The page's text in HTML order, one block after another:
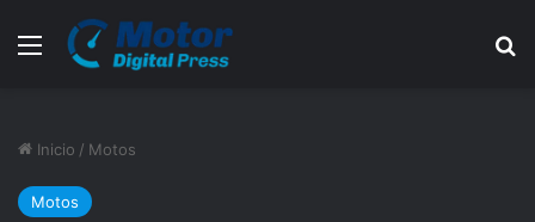
Menú
Inicio / Motos
Motos